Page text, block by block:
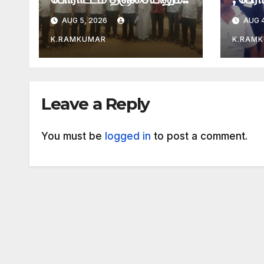
AUG 5, 2026
K.RAMKUMAR
AUG
Leave a Reply
You must be logged in to post a comment.